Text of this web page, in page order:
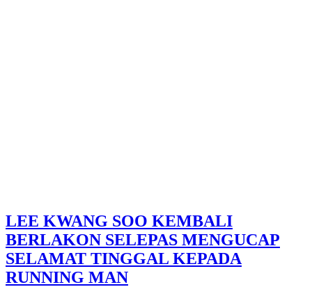
LEE KWANG SOO KEMBALI
BERLAKON SELEPAS MENGUCAP
SELAMAT TINGGAL KEPADA
RUNNING MAN